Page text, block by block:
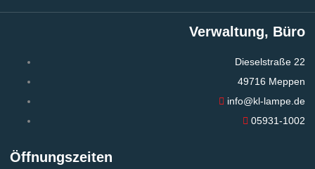
Verwaltung, Büro
Dieselstraße 22
49716 Meppen
info@kl-lampe.de
05931-1002
Öffnungszeiten